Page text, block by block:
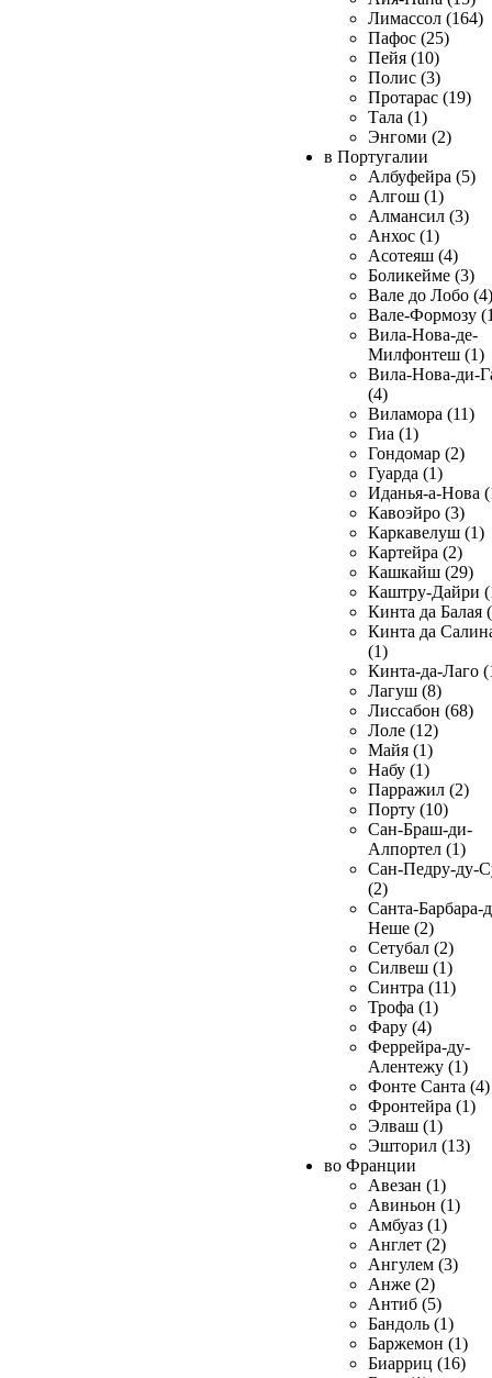
Лимассол (164)
Пафос (25)
Пейя (10)
Полис (3)
Протарас (19)
Тала (1)
Энгоми (2)
в Португалии
Албуфейра (5)
Алгош (1)
Алмансил (3)
Анхос (1)
Асотеяш (4)
Боликейме (3)
Вале до Лобо (4)
Вале-Формозу
Вила-Нова-де-
Милфонтеш (1)
Вила-Нова-ди-
(4)
Виламора (11)
Гиа (1)
Гондомар (2)
Гуарда (1)
Иданья-а-Нова
Кавоэйро (3)
Каркавелуш (1)
Картейра (2)
Кашкайш (29)
Каштру-Дайри
Кинта да Балая
Кинта да
(1)
Кинта-да-Лаго
Лагуш (8)
Лиссабон (68)
Лоле (12)
Майя (1)
Набу (1)
Парражил (2)
Порту (10)
Сан-Браш-ди-
Алпортел (1)
Сан-Педру-ду-
(2)
Санта-Барбара-
Неше (2)
Сетубал (2)
Силвеш (1)
Синтра (11)
Трофа (1)
Фару (4)
Феррейра-ду-
Алентежу (1)
Фонте Санта (4)
Фронтейра (1)
Элваш (1)
Эшторил (13)
во Франции
Авезан (1)
Авиньон (1)
Амбуаз (1)
Англет (2)
Ангулем (3)
Анже (2)
Антиб (5)
Бандоль (1)
Баржемон (1)
Биарриц (16)